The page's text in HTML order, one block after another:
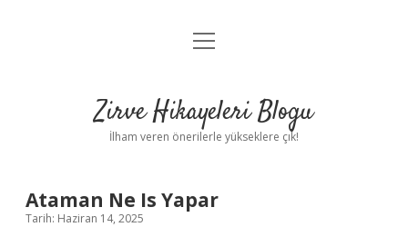
Anasayfa
Yasal Uyarı
menüyü
Zirve Hikayeleri Blogu
İlham veren önerilerle yükseklere çık!
Ataman Ne Is Yapar
Tarih: Haziran 14, 2025